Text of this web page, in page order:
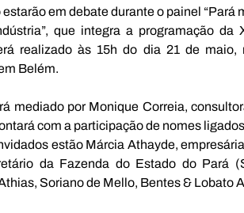
em debate durante o painel
que integra a programação
realizado às 15h do dia 21 de
Belém.
mediado por Monique Correia,
com a participação de nomes
estão Márcia Athayde,
da Fazenda do Estado do Pará
Soriano de Mello, Bentes & Lobato